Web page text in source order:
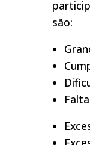
são: